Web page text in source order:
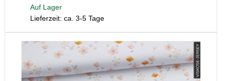
Auf Lager
Lieferzeit: ca. 3-5 Tage